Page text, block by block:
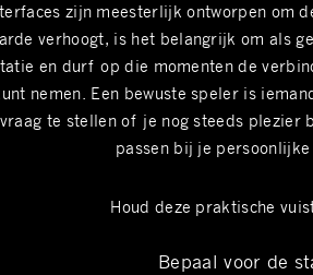
zijn meesterlijk ontworpen om
verhoogt, is het belangrijk om als
en durf op die momenten de
nemen. Een bewuste speler is
te stellen of je nog steeds plezier
passen bij je
Houd deze praktische
Bepaal voor de